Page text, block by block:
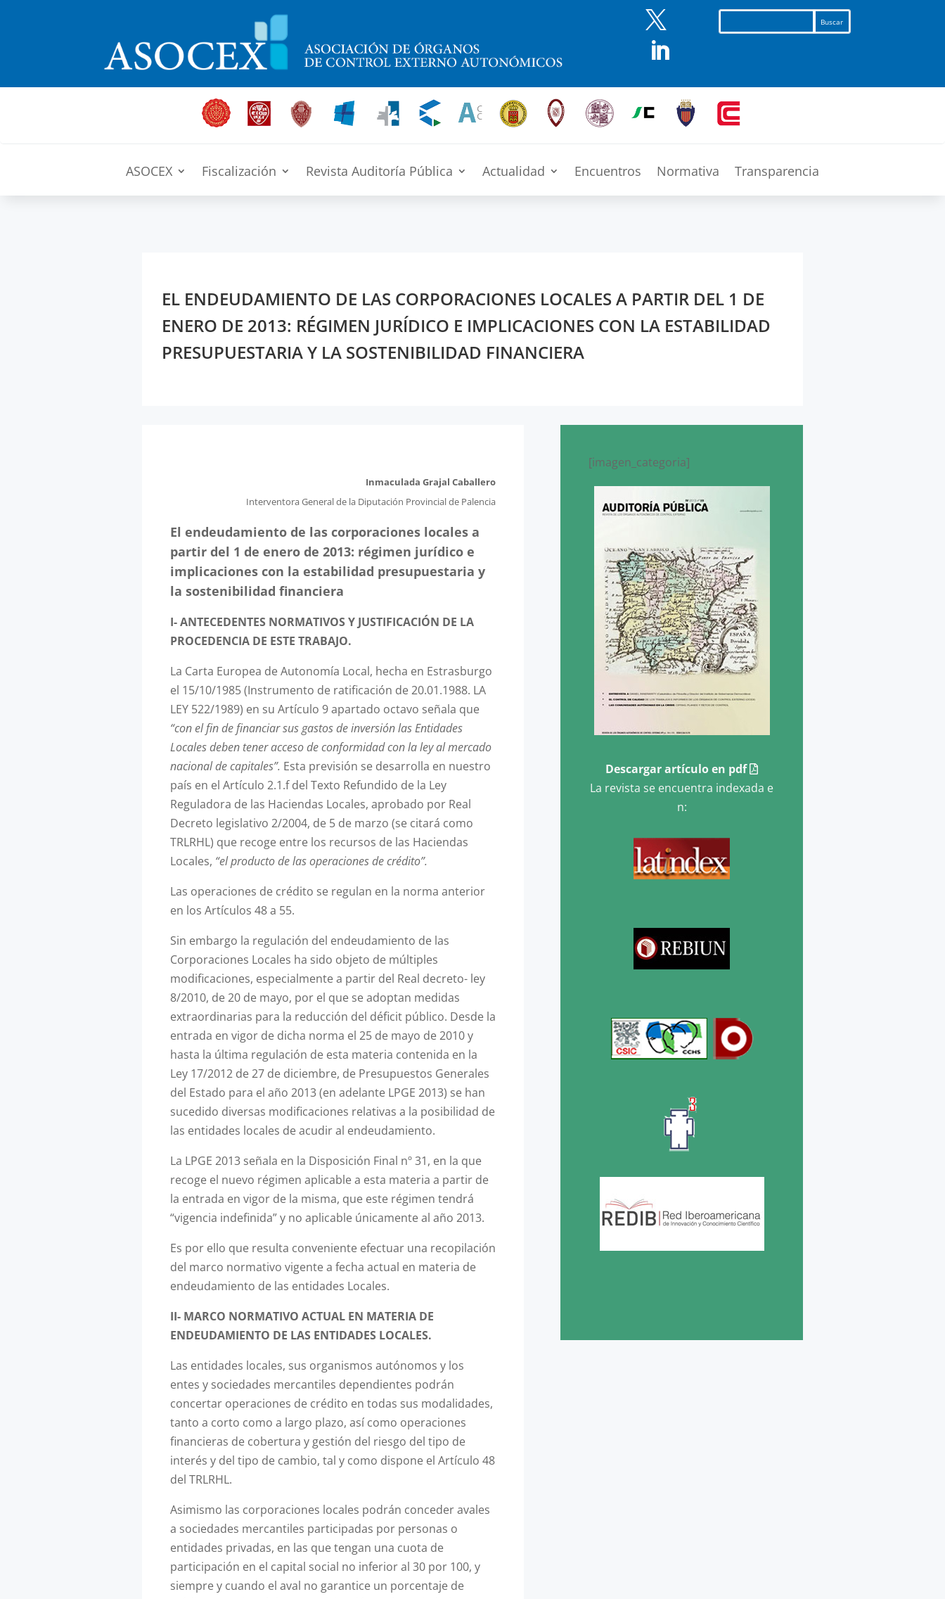


ASOCEX Fiscalización Revista Auditoría Pública Actualidad Encuentros Normativa Transparencia
EL ENDEUDAMIENTO DE LAS CORPORACIONES LOCALES A PARTIR DEL 1 DE
ENERO DE 2013: RÉGIMEN JURÍDICO E IMPLICACIONES CON LA ESTABILIDAD
PRESUPUESTARIA Y LA SOSTENIBILIDAD FINANCIERA
Inmaculada Grajal Caballero
Interventora General de la Diputación Provincial de Palencia
El endeudamiento de las corporaciones locales a
partir del 1 de enero de 2013: régimen jurídico e
implicaciones con la estabilidad presupuestaria y
la sostenibilidad financiera
I-ANTECEDENTES NORMATIVOS Y JUSTIFICACIÓN DE LA
PROCEDENCIA DE ESTE TRABAJO.
La Carta Europea de Autonomía Local, hecha en Estrasburgo
el 15/10/1985 (Instrumento de ratificación de 20.01.1988. LA
LEY 522/1989) en su Artículo 9 apartado octavo señala que
“con el fin de financiar sus gastos de inversión las Entidades
Locales deben tener acceso de conformidad con la ley al mercado
nacional de capitales”. Esta previsión se desarrolla en nuestro
país en el Artículo 2.1.f del Texto Refundido de la Ley
Reguladora de las Haciendas Locales, aprobado por Real
Decreto legislativo 2/2004, de 5 de marzo (se citará como
TRLRHL) que recoge entre los recursos de las Haciendas
Locales, “el producto de las operaciones de crédito”.
Las operaciones de crédito se regulan en la norma anterior
en los Artículos 48 a 55.
Sin embargo la regulación del endeudamiento de las
Corporaciones Locales ha sido objeto de múltiples
modificaciones, especialmente a partir del Real decreto- ley
8/2010, de 20 de mayo, por el que se adoptan medidas
extraordinarias para la reducción del déficit público. Desde la
entrada en vigor de dicha norma el 25 de mayo de 2010 y
hasta la última regulación de esta materia contenida en la
Ley 17/2012 de 27 de diciembre, de Presupuestos Generales
del Estado para el año 2013 (en adelante LPGE 2013) se han
sucedido diversas modificaciones relativas a la posibilidad de
las entidades locales de acudir al endeudamiento.
La LPGE 2013 señala en la Disposición Final nº 31, en la que
recoge el nuevo régimen aplicable a esta materia a partir de
la entrada en vigor de la misma, que este régimen tendrá
“vigencia indefinida” y no aplicable únicamente al año 2013.
Es por ello que resulta conveniente efectuar una recopilación
del marco normativo vigente a fecha actual en materia de
endeudamiento de las entidades Locales.
II- MARCO NORMATIVO ACTUAL EN MATERIA DE
ENDEUDAMIENTO DE LAS ENTIDADES LOCALES.
Las entidades locales, sus organismos autónomos y los
entes y sociedades mercantiles dependientes podrán
concertar operaciones de crédito en todas sus modalidades,
tanto a corto como a largo plazo, así como operaciones
financieras de cobertura y gestión del riesgo del tipo de
interés y del tipo de cambio, tal y como dispone el Artículo 48
del TRLRHL.
Asimismo las corporaciones locales podrán conceder avales
a sociedades mercantiles participadas por personas o
entidades privadas, en las que tengan una cuota de
participación en el capital social no inferior al 30 por 100, y
siempre y cuando el aval no garantice un porcentaje de
[imagen_categoria]
Descargar artículo en pdf
La revista se encuentra indexada e
n: